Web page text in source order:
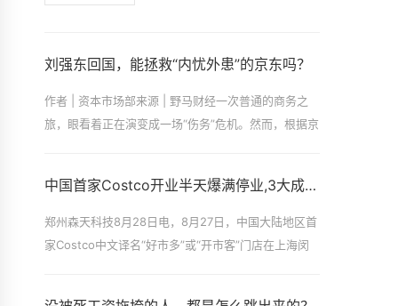
刘强东回国，能拯救“内忧外患”的京东吗？
作者 | 资本市场部来源 | 野马财经一次普通的商务之
旅，眼看着正在演变成一场“伤务”危机。然而，根据京
中国首家Costco开业半天爆满停业,3大成功秘诀值得所有企业家
郑州森天科技8月28日电，8月27日，中国大陆地区首
家Costco中文译名“好市多”或“开市客”门店在上海闵